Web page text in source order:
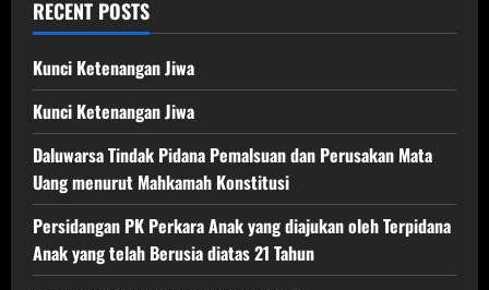
RECENT POSTS
Kunci Ketenangan Jiwa
Kunci Ketenangan Jiwa
Daluwarsa Tindak Pidana Pemalsuan dan Perusakan Mata
Uang menurut Mahkamah Konstitusi
Persidangan PK Perkara Anak yang diajukan oleh Terpidana
Anak yang telah Berusia diatas 21 Tahun